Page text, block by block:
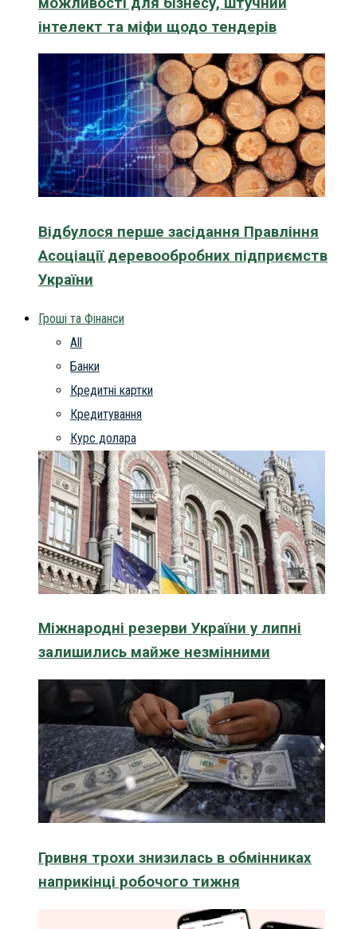
інтелект та міфи щодо тендерів
Відбулося перше засідання Правління
Асоціації деревообробних підприємств
України
Гроші та Фінанси
All
Банки
Кредитні картки
Кредитування
Курс долара
Міжнародні резерви України у липні
залишились майже незмінними
Гривня трохи знизилась в обмінниках
наприкінці робочого тижня